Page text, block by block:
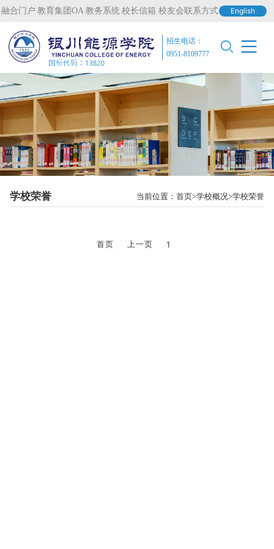
融合门户 教育集团OA 教务系统 校长信箱 校友会联系方式 English
招生电话：
0951-8109777
学校荣誉 当前位置：首页 学校概况 学校荣誉
首页 上一页 1